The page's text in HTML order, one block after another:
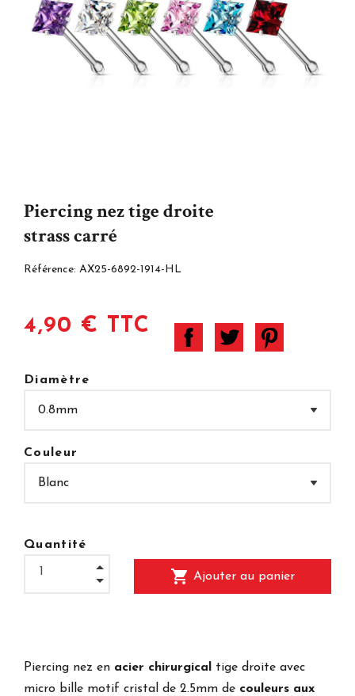
Piercing nez tige droite
strass carré
Référence: AX25-6892-1914-HL
4,90 € TTC
Diamètre
Couleur
Quantité
shopping_cart Ajouter au panier
Piercing nez en acier chirurgical
tige droite avec
micro bille motif cristal de 2.5mm de couleurs aux